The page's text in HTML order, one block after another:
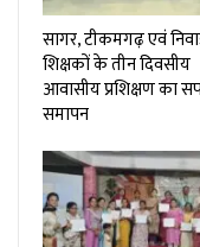
सागर, टीकमगढ़ एवं
शिक्षकों के तीन दिवसीय
आवासीय प्रशिक्षण का
समापन